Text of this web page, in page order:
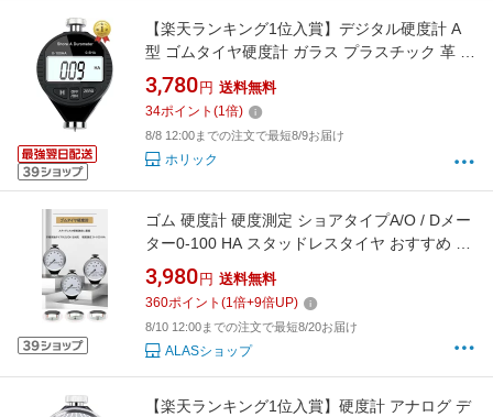
【楽天ランキング1位入賞】デジタル硬度計 A
型 ゴムタイヤ硬度計 ガラス プラスチック 革 硬
さ デジタルゲージ 測定工具 測定範囲0-100HA
(ブラック, デジタル)
3,780 円 送料無料
34ポイント (1倍)
8/8 12:00までの注文で最短8/9お届け
ホリック
ゴム 硬度計 硬度測定 ショアタイプA/O / Dメー
ター0-100 HA スタッドレスタイヤ おすすめ 硬
度系 タイヤ硬度 ランキング ゴムタイヤ硬度計
硬さ 計測器 タイヤ硬度系 筋硬度計 ヨコハマ 硬
さ計 ゴム 測定 の ゴム高度計 車
3,980 円 送料無料
360ポイント (1倍+9倍UP)
8/10 12:00までの注文で最短8/20お届け
ALASショップ
【楽天ランキング1位入賞】硬度計 アナログ デ